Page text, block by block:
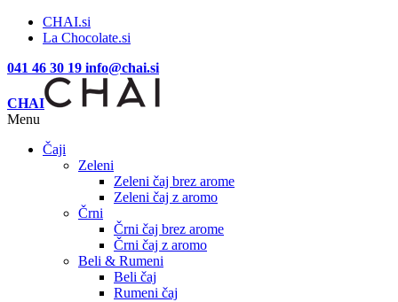
CHAI.si
La Chocolate.si
041 46 30 19 info@chai.si
CHAI
Menu
Čaji
Zeleni
Zeleni čaj brez arome
Zeleni čaj z aromo
Črni
Črni čaj brez arome
Črni čaj z aromo
Beli & Rumeni
Beli čaj
Rumeni čaj